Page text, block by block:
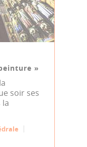
»
soir ses
la